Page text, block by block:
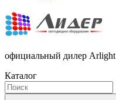
официальный дилер Arlight
Каталог